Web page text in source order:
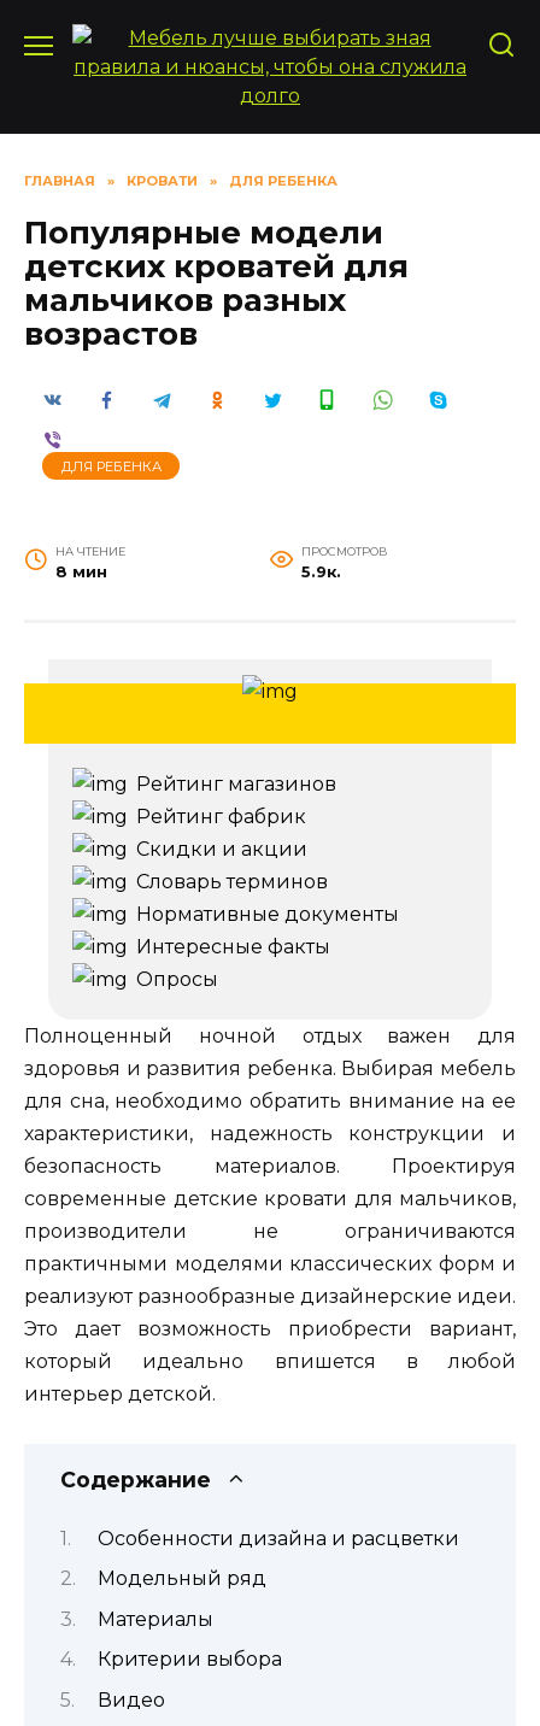
содержанию
ГЛАВНАЯ » КРОВАТИ » ДЛЯ РЕБЕНКА
Популярные модели
детских кроватей для
мальчиков разных
возрастов
ДЛЯ РЕБЕНКА
НА ЧТЕНИЕ
8 мин
ПРОСМОТРОВ
5.9к.
Рейтинг магазинов
Рейтинг фабрик
Скидки и акции
Словарь терминов
Нормативные документы
Интересные факты
Опросы
Полноценный ночной отдых важен для
здоровья и развития ребенка. Выбирая мебель
для сна, необходимо обратить внимание на ее
характеристики, надежность конструкции и
безопасность материалов. Проектируя
современные детские кровати для мальчиков,
производители не ограничиваются
практичными моделями классических форм и
реализуют разнообразные дизайнерские идеи.
Это дает возможность приобрести вариант,
который идеально впишется в любой
интерьер детской.
Содержание
Особенности дизайна и расцветки
Модельный ряд
Материалы
Критерии выбора
Видео